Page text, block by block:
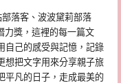
落客、波波黛莉部落
力獎，這裡的每一篇文
自己的感受與記憶，記錄
想把文字用來分享親子旅
平凡的日子，走成最美的